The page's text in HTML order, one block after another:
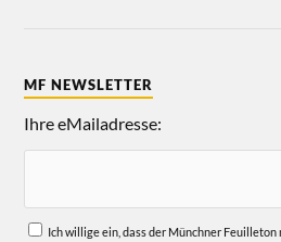
MF NEWSLETTER
Ihre eMailadresse:
Ich willige ein, dass der Münchner